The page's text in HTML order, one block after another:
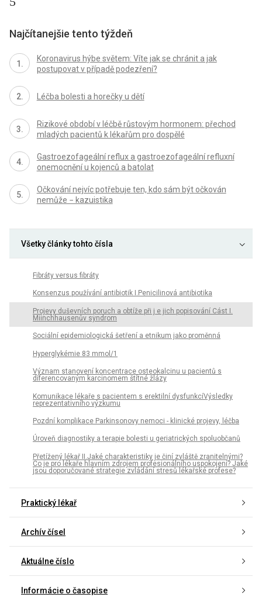
Najčítanejšie tento týždeň
Koronavirus hýbe světem: Víte jak se chránit a jak
postupovat v případě podezření?
Léčba bolesti a horečky u dětí
Rizikové období v léčbě růstovým hormonem: přechod
mladých pacientů k lékařům pro dospělé
Gastroezofageální reflux a gastroezofageální refluxní
onemocnění u kojenců a batolat
Očkování nejvíc potřebuje ten, kdo sám být očkován
nemůže − kazuistika
Všetky články tohto čísla
Fibráty versus fibráty
Konsenzus používání antibiotik I.Penicilinová antibiotika
Projevy duševních poruch a obtíže při j e jich popisování Cást I.
Miinchhausenův syndrom
Sociální epidemiologická šetření a etnikum jako proměnná
Hyperglykémie 83 mmol/1
Význam stanovení koncentrace osteokalcinu u pacientů s
diferencovaným karcinomem štítné žlázy
Komunikace lékaře s pacientem s erektilní dysfunkcíVýsledky
reprezentativního výzkumu
Pozdní komplikace Parkinsonovy nemoci - klinické projevy, léčba
Úroveň diagnostiky a terapie bolesti u geriatrických spoluobčanů
Přetížený lékař II.Jaké charakteristiky je činí zvláště zranitelnými?
Co je pro lékaře hlavním zdrojem profesionálního uspokojení? Jaké
jsou doporučované strategie zvládání stresů lékařské profese?
Praktický lékař
Archív čísel
Aktuálne číslo
Informácie o časopise